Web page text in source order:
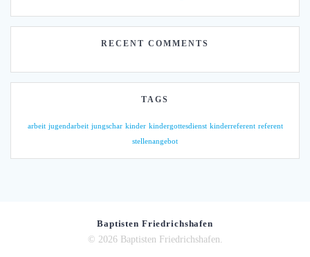
RECENT COMMENTS
TAGS
arbeit jugendarbeit jungschar kinder kindergottesdienst kinderreferent referent
stellenangebot
Baptisten Friedrichshafen
© 2026 Baptisten Friedrichshafen.